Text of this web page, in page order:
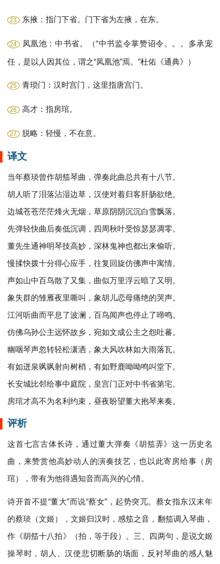
23 东掖：指门下省。门下省为左掖，在东。
24 凤凰池：中书省。（“中书监令掌赞诏令。。。多承宠
任，是以人因其位，谓之“凤凰池”焉。”杜佑《通典》）
25 青琐门：汉时宫门，这里指唐宫门。
26 高才：指房琯。
27 脱略：轻慢，不在意。
译文
当年蔡琰曾作胡笳琴曲，弹奏此曲总共有十八节。
胡人听了泪落沾湿边草，汉使对着归客肝肠欲绝。
边城苍苍茫茫烽火无烟，草原阴阴沉沉白雪飘落。
先弹轻快曲后奏低沉调，四周秋叶受惊瑟瑟凋零。
董先生通神明琴技高妙，深林鬼神也都出来偷听。
慢揉快拨十分得心应手，往复回旋仿佛声中寓情。
声如山中百鸟散了又集，曲似万里浮云暗了又明。
象失群的雏雁夜里嘶叫，象胡儿恋母痛绝的哭声。
江河听曲而平息了波澜，百鸟闻声也停止了啼鸣。
仿佛乌孙公主远怀故乡，宛如文成公主之怨吐蕃。
幽咽琴声忽转轻松潇洒，象大风吹林如大雨落瓦。
有如迸泉飒飒射向树梢，有如野鹿呦呦鸣叫堂下。
长安城比邻给事中庭院，皇宫门正对中书省第宅。
房琯才高不为名利约束，昼夜盼望董大抱琴来奏。
评析
这首七言古体长诗，通过董大弹奏《胡笳弄》这一历史名
曲，来赞赏他高妙动人的演奏技艺，也以此寄房给事（房
琯），带有为他得遇知音而高兴的心情。
诗开首不提“董大”而说“蔡女”，起势突兀。蔡女指东汉末年
的蔡琰（文姬），文姬归汉时，感笳之音，翻笳调入琴曲，
作《胡笳十八拍》（拍，等于段）。三、四两句，是说文姬
操琴时，胡人、汉使悲切断肠的场面，反衬琴曲的感人魅